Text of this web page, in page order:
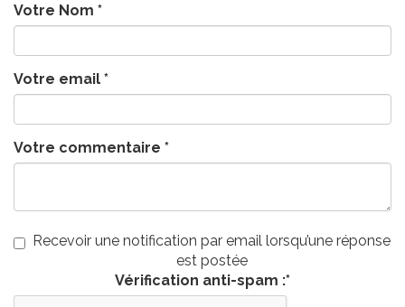
Votre Nom *
Votre email *
Votre commentaire *
Recevoir une notification par email lorsqu’une réponse
est postée
Vérification anti-spam :*